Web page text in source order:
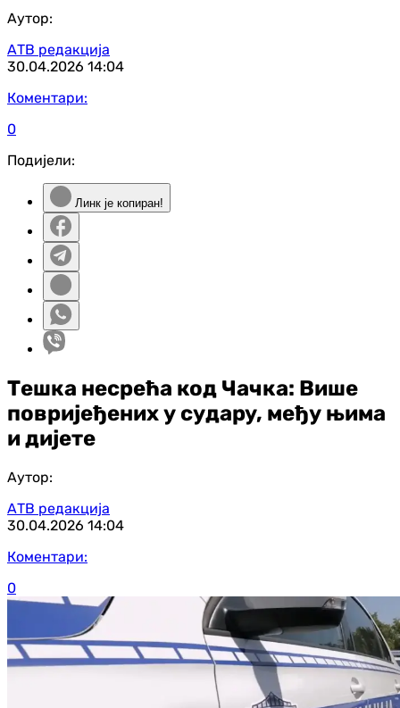
Аутор:
АТВ редакција
30.04.2026 14:04
Коментари:
0
Подијели:
Линк је копиран!
Тешка несрећа код Чачка: Више
повријеђених у судару, међу њима
и дијете
Аутор:
АТВ редакција
30.04.2026 14:04
Коментари:
0